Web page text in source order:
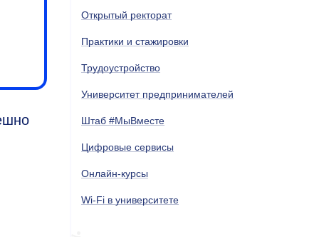
Открытый ректорат
Практики и стажировки
Трудоустройство
Университет предпринимателей
Штаб #МыВместе
Цифровые сервисы
Онлайн-курсы
Wi-Fi в университете